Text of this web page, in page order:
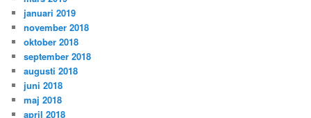
januari 2019
november 2018
oktober 2018
september 2018
augusti 2018
juni 2018
maj 2018
april 2018